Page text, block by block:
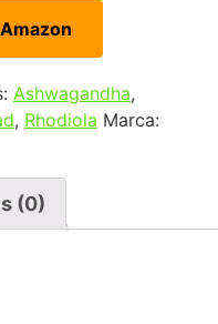
Ashwagandha,
, Rhodiola Marca:
(0)